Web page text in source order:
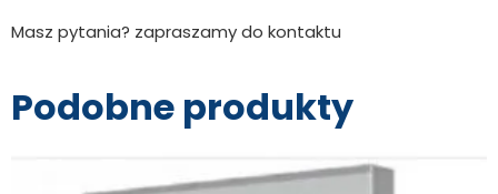
Masz pytania? zapraszamy do kontaktu
Podobne produkty